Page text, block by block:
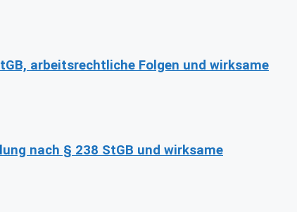
arbeitsrechtliche Folgen und wirksame
nach § 238 StGB und wirksame